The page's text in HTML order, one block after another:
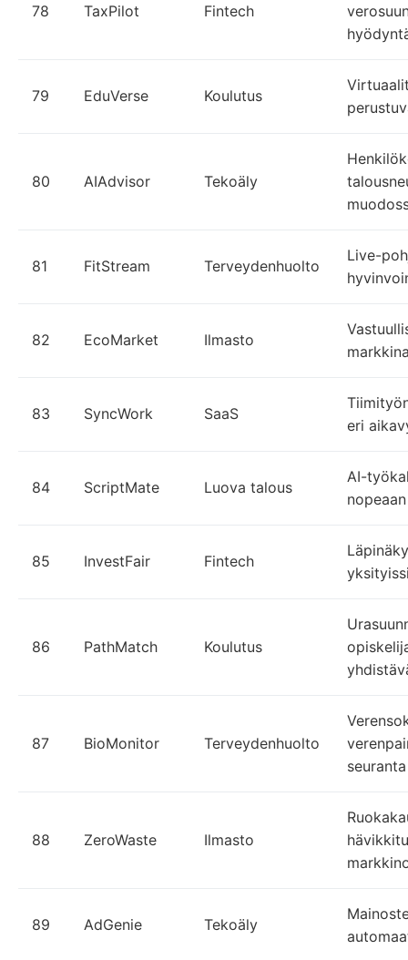
78 TaxPilot Fintech
79 EduVerse Koulutus
80 AIAdvisor Tekoäly
81 FitStream Terveydenhuolto
Live-
82 EcoMarket Ilmasto
83 SyncWork SaaS
eri
84 ScriptMate Luova talous
AI-
85 InvestFair Fintech
86 PathMatch Koulutus
87 BioMonitor Terveydenhuolto
88 ZeroWaste Ilmasto
89 AdGenie Tekoäly